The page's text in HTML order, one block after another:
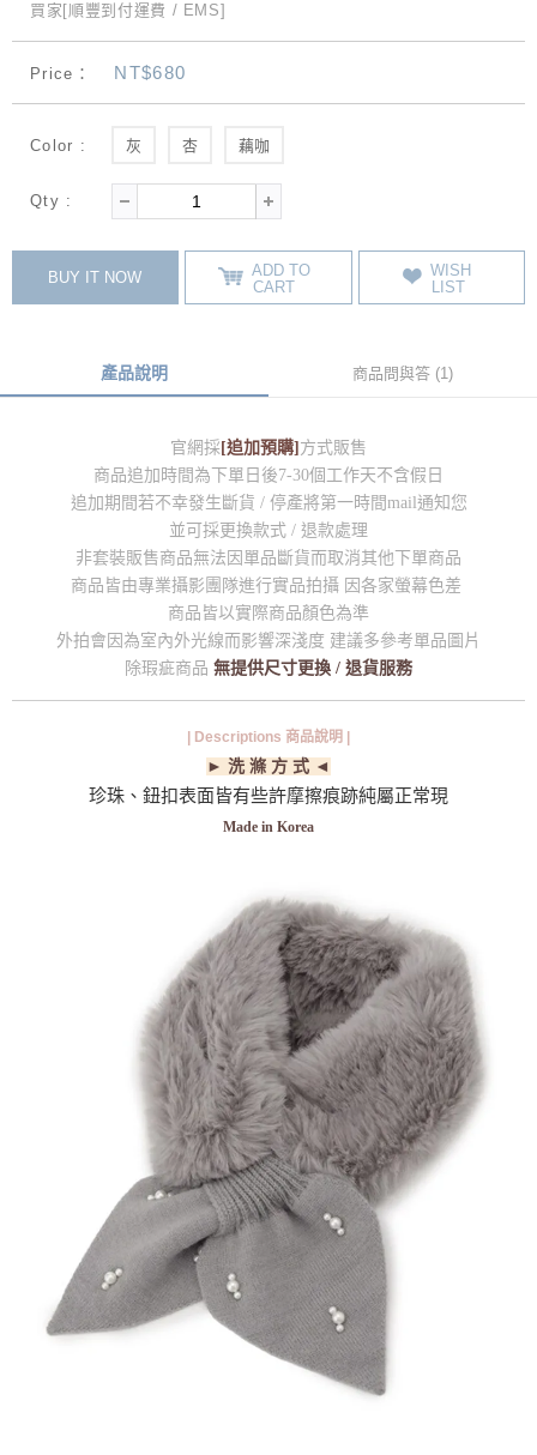
買家[順豐到付運費 / EMS]
Price： NT$680
Color : 灰 杏 藕咖
Qty :
BUY IT NOW
ADD TO
CART
WISH
LIST
產品說明 商品問與答 (1)
官網採[追加預購]方式販售
商品追加時間為下單日後7-30個工作天不含假日
追加期間若不幸發生斷貨 / 停產將第一時間mail通知您
並可採更換款式 / 退款處理
非套裝販售商品無法因單品斷貨而取消其他下單商品
商品皆由專業攝影團隊進行實品拍攝 因各家螢幕色差
商品皆以實際商品顏色為準
外拍會因為室內外光線而影響深淺度 建議多參考單品圖片
除瑕疵商品 無提供尺寸更換 / 退貨服務
| Descriptions 商品說明 |
► 洗 滌 方 式 ◄
珍珠、鈕扣表面皆有些許摩擦痕跡純屬正常現
Made in Korea